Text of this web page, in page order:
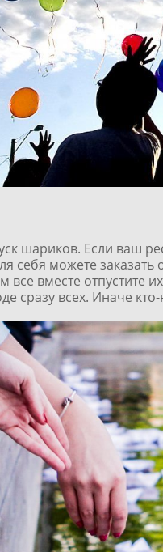
шариков. Если ваш
себя можете
вместе отпустите
сразу всех. Иначе